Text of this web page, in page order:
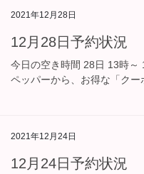
2021年12月28日
12月28日予約状況
今日の空き時間 28日 13時～
ペッパーから、お得な「クー
2021年12月24日
12月24日予約状況